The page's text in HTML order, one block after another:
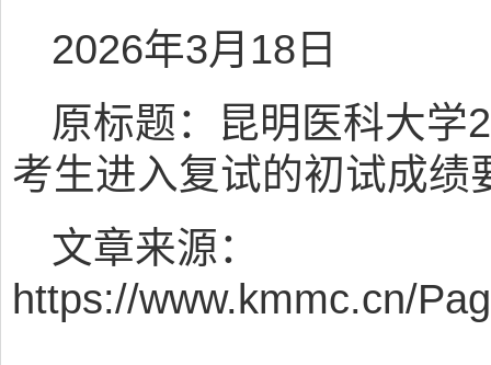
2026年3月18日
原标题：昆明医科大学
考生进入复试的初试成绩
文章来源：
https://www.kmmc.cn/